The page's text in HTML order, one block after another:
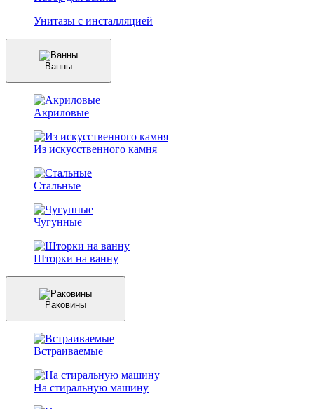
Унитазы с инсталляцией
Ванны
Акриловые
Из искусственного камня
Стальные
Чугунные
Шторки на ванну
Раковины
Встраиваемые
На стиральную машину